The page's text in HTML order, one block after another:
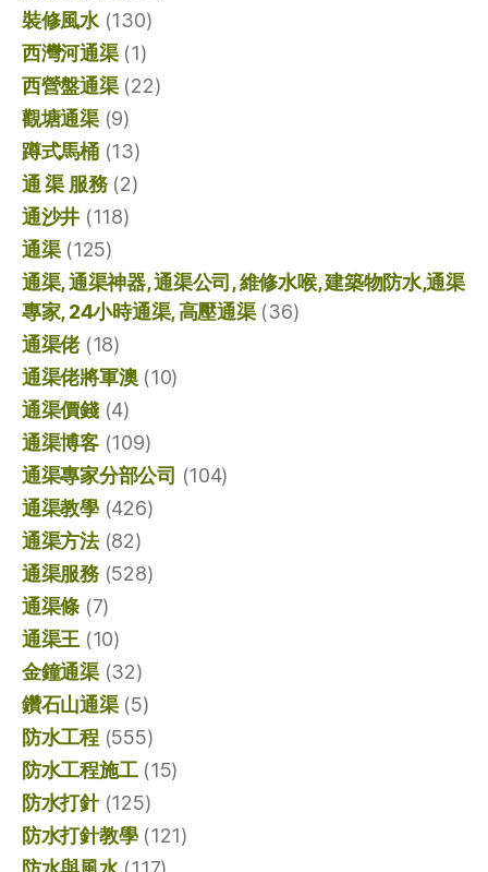
裝修風水(130)
西灣河通渠(1)
西營盤通渠(22)
觀塘通渠(9)
蹲式馬桶(13)
通 渠 服務(2)
通沙井 (118)
通渠(125)
通渠, 通渠神器, 通渠公司, 維修水喉, 建築物防水,通渠
專家, 24小時通渠, 高壓通渠(36)
通渠佬(18)
通渠佬將軍澳(10)
通渠價錢(4)
通渠博客(109)
通渠專家分部公司 (104)
通渠教學(426)
通渠方法(82)
通渠服務(528)
通渠條 (7)
通渠王 (10)
金鐘通渠(32)
鑽石山通渠(5)
防水工程(555)
防水工程施工(15)
防水打針(125)
防水打針教學(121)